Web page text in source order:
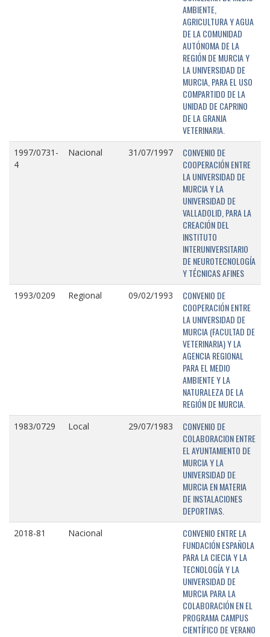
AMBIENTE,
AGRICULTURA Y AGUA
DE LA COMUNIDAD
AUTÓNOMA DE LA
REGIÓN DE MURCIA Y
LA UNIVERSIDAD DE
MURCIA, PARA EL USO
COMPARTIDO DE LA
UNIDAD DE CAPRINO
DE LA GRANJA
VETERINARIA.
1997/0731-
4
Nacional 31/07/1997
CONVENIO DE
COOPERACIÓN ENTRE
LA UNIVERSIDAD DE
MURCIA Y LA
UNIVERSIDAD DE
VALLADOLID, PARA LA
CREACIÓN DEL
INSTITUTO
INTERUNIVERSITARIO
DE NEUROTECNOLOGÍA
Y TÉCNICAS AFINES
1993/0209 Regional 09/02/1993
CONVENIO DE
COOPERACIÓN ENTRE
LA UNIVERSIDAD DE
MURCIA (FACULTAD DE
VETERINARIA) Y LA
AGENCIA REGIONAL
PARA EL MEDIO
AMBIENTE Y LA
NATURALEZA DE LA
REGIÓN DE MURCIA.
1983/0729 Local 29/07/1983
CONVENIO DE
COLABORACION ENTRE
EL AYUNTAMIENTO DE
MURCIA Y LA
UNIVERSIDAD DE
MURCIA EN MATERIA
DE INSTALACIONES
DEPORTIVAS.
2018-81 Nacional
CONVENIO ENTRE LA
FUNDACIÓN ESPAÑOLA
PARA LA CIECIA Y LA
TECNOLOGÍA Y LA
UNIVERSIDAD DE
MURCIA PARA LA
COLABORACIÓN EN EL
PROGRAMA CAMPUS
CIENTÍFICO DE VERANO